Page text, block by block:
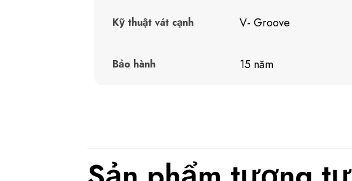
Kỹ thuật vát cạnh V- Groove
Bảo hành 15 năm